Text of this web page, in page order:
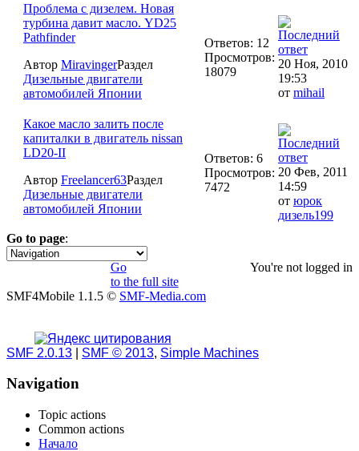
Проблема с дизелем. Новая
турбина давит масло. YD25
Pathfinder
Автор MiravingerРаздел
Дизельные двигатели
автомобилей Японии
Ответов: 12
Просмотров:
18079
20 Ноя, 2010
19:53
от mihail
Какое масло залить после
капиталки в двигатель nissan
LD20-II
Автор Freelancer63Раздел
Дизельные двигатели
автомобилей Японии
Ответов: 6
Просмотров:
7472
20 Фев, 2011
14:59
от юрок
дизель199
Go to page:
1
You're not logged in
Go
to the full site
SMF4Mobile 1.1.5 © SMF-Media.com
SMF 2.0.13 SMF © 2013, Simple Machines
Navigation
Topic actions
Common actions
Начало